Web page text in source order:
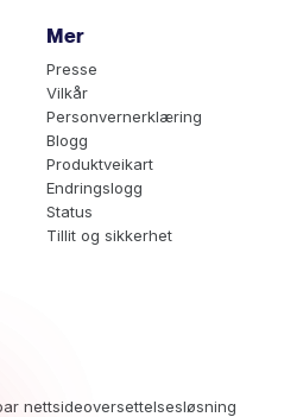
Mer
Presse
Vilkår
Personvernerklæring
Blogg
Produktveikart
Endringslogg
Status
Tillit og sikkerhet
nettsideoversettelsesløsning